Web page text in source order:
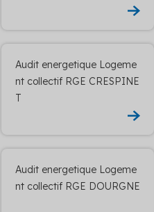
Audit energetique Logeme
nt collectif RGE CRESPINE
T
Audit energetique Logeme
nt collectif RGE DOURGNE